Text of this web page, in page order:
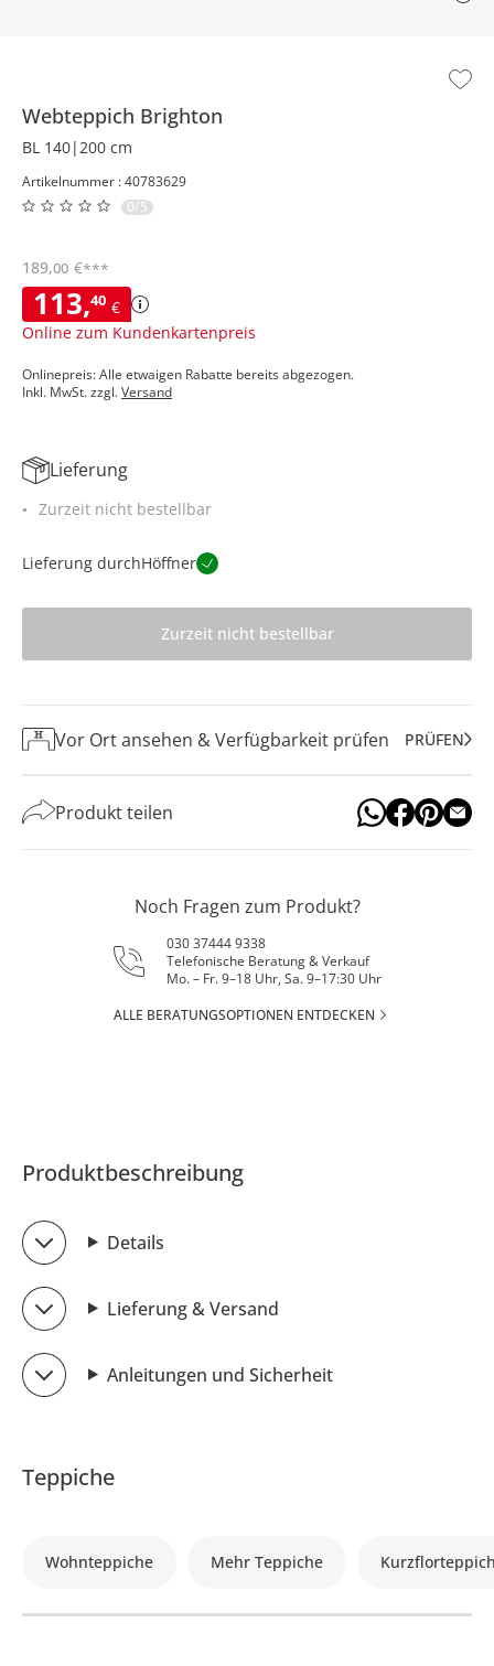
Webteppich Brighton
BL 140|200 cm
Artikelnummer : 40783629
0/5
113,40 €
Online zum Kundenkartenpreis
189,00 €***
Onlinepreis: Alle etwaigen Rabatte bereits abgezogen.
Inkl. MwSt. zzgl.Versand
Lieferung
Zurzeit nicht bestellbar
Lieferung durchHöffner
Zurzeit nicht bestellbar
Vor Ort ansehen & Verfügbarkeit prüfen PRÜFEN
Produkt teilen
Noch Fragen zum Produkt?
030 37444 9338
Telefonische Beratung & Verkauf
Mo. – Fr. 9–18 Uhr, Sa. 9–17:30 Uhr
ALLE BERATUNGSOPTIONEN ENTDECKEN
Produktbeschreibung
Details
Lieferung & Versand
Anleitungen und Sicherheit
Teppiche
Wohnteppiche Mehr Teppiche